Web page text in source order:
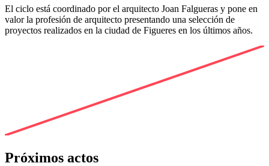
El ciclo está coordinado por el arquitecto Joan Falgueras y pone en
valor la profesión de arquitecto presentando una selección de
proyectos realizados en la ciudad de Figueres en los últimos años.
Próximos actos